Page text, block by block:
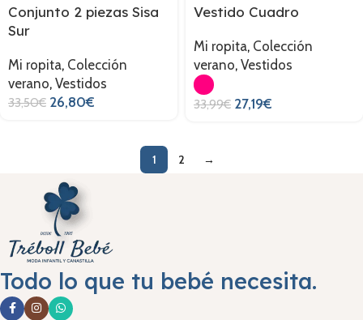
Conjunto 2 piezas Sisa
Sur
Mi ropita, Colección
verano, Vestidos
33,50€ 26,80€
Vestido Cuadro
Mi ropita, Colección
verano, Vestidos
33,99€ 27,19€
1 2 →
Todo lo que tu bebé necesita.